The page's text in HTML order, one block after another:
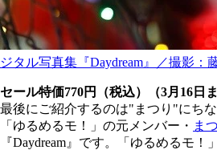
ジタル写真集『Daydream』／撮影：
セール特価770円（税込）（3月16日ま
最後にご紹介するのは"まつり"にち
「ゆるめるモ！」の元メンバー・ ま
『Daydream』です。「ゆるめるモ！